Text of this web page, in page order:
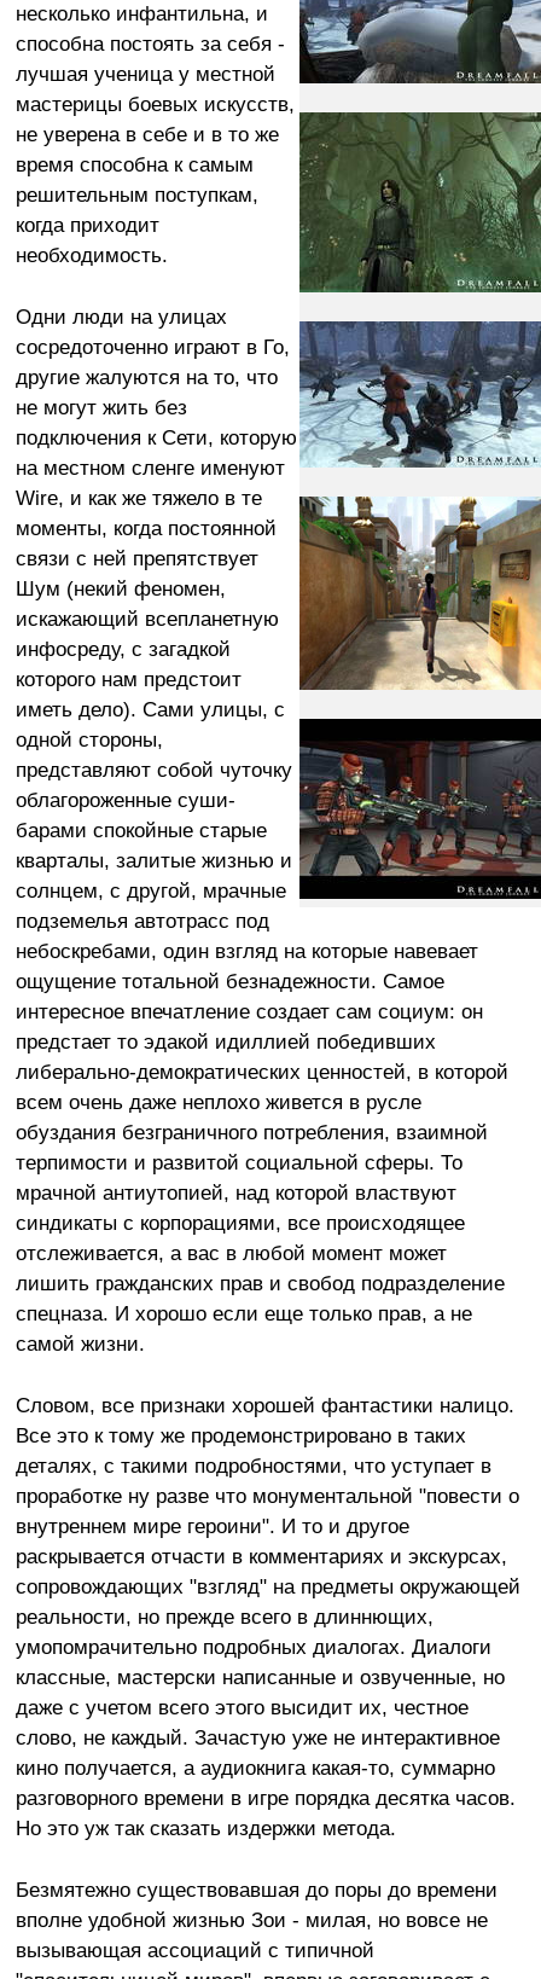
несколько инфантильна, и
способна постоять за себя -
лучшая ученица у местной
мастерицы боевых искусств,
не уверена в себе и в то же
время способна к самым
решительным поступкам,
когда приходит
необходимость.
Одни люди на улицах
сосредоточенно играют в Го,
другие жалуются на то, что
не могут жить без
подключения к Сети, которую
на местном сленге именуют
Wire, и как же тяжело в те
моменты, когда постоянной
связи с ней препятствует
Шум (некий феномен,
искажающий всепланетную
инфосреду, с загадкой
которого нам предстоит
иметь дело). Сами улицы, с
одной стороны,
представляют собой чуточку
облагороженные суши-
барами спокойные старые
кварталы, залитые жизнью и
солнцем, с другой, мрачные
подземелья автотрасс под
небоскребами, один взгляд на которые навевает
ощущение тотальной безнадежности. Самое
интересное впечатление создает сам социум: он
предстает то эдакой идиллией победивших
либерально-демократических ценностей, в которой
всем очень даже неплохо живется в русле
обуздания безграничного потребления, взаимной
терпимости и развитой социальной сферы. То
мрачной антиутопией, над которой властвуют
синдикаты с корпорациями, все происходящее
отслеживается, а вас в любой момент может
лишить гражданских прав и свобод подразделение
спецназа. И хорошо если еще только прав, а не
самой жизни.
Словом, все признаки хорошей фантастики налицо.
Все это к тому же продемонстрировано в таких
деталях, с такими подробностями, что уступает в
проработке ну разве что монументальной "повести о
внутреннем мире героини". И то и другое
раскрывается отчасти в комментариях и экскурсах,
сопровождающих "взгляд" на предметы окружающей
реальности, но прежде всего в длиннющих,
умопомрачительно подробных диалогах. Диалоги
классные, мастерски написанные и озвученные, но
даже с учетом всего этого высидит их, честное
слово, не каждый. Зачастую уже не интерактивное
кино получается, а аудиокнига какая-то, суммарно
разговорного времени в игре порядка десятка часов.
Но это уж так сказать издержки метода.
Безмятежно существовавшая до поры до времени
вполне удобной жизнью Зои - милая, но вовсе не
вызывающая ассоциаций с типичной